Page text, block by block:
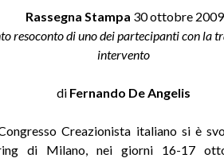
Rassegna Stampa 30 ottobre 2009
resoconto di uno dei partecipanti con la
intervento
di Fernando De Angelis
Creazionista italiano si è
di Milano, nei giorni 16-17